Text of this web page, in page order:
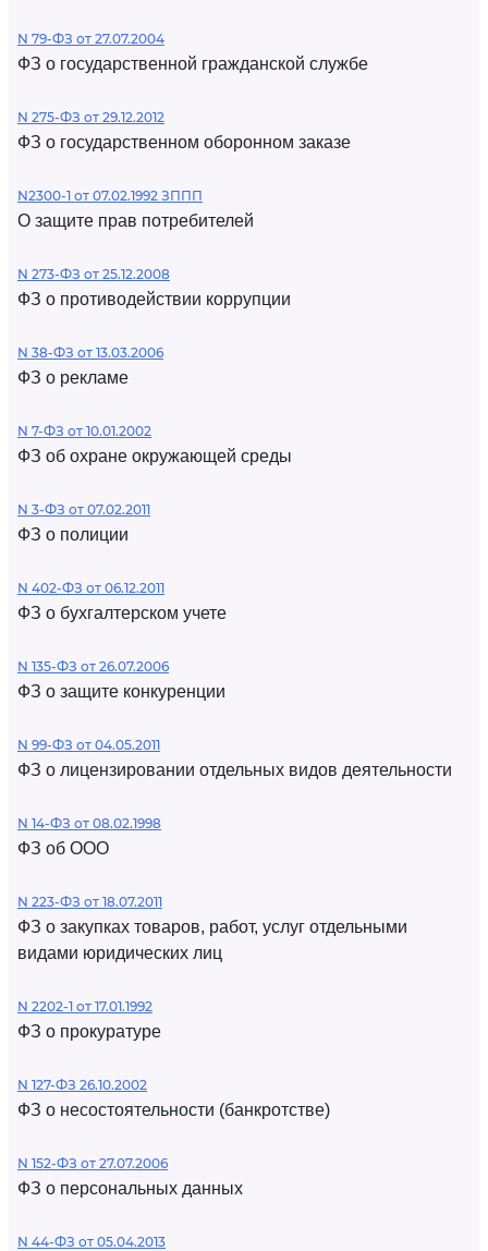
N 79-ФЗ от 27.07.2004
ФЗ о государственной гражданской службе
N 275-ФЗ от 29.12.2012
ФЗ о государственном оборонном заказе
N2300-1 от 07.02.1992 ЗППП
О защите прав потребителей
N 273-ФЗ от 25.12.2008
ФЗ о противодействии коррупции
N 38-ФЗ от 13.03.2006
ФЗ о рекламе
N 7-ФЗ от 10.01.2002
ФЗ об охране окружающей среды
N 3-ФЗ от 07.02.2011
ФЗ о полиции
N 402-ФЗ от 06.12.2011
ФЗ о бухгалтерском учете
N 135-ФЗ от 26.07.2006
ФЗ о защите конкуренции
N 99-ФЗ от 04.05.2011
ФЗ о лицензировании отдельных видов деятельности
N 14-ФЗ от 08.02.1998
ФЗ об ООО
N 223-ФЗ от 18.07.2011
ФЗ о закупках товаров, работ, услуг отдельными
видами юридических лиц
N 2202-1 от 17.01.1992
ФЗ о прокуратуре
N 127-ФЗ 26.10.2002
ФЗ о несостоятельности (банкротстве)
N 152-ФЗ от 27.07.2006
ФЗ о персональных данных
N 44-ФЗ от 05.04.2013